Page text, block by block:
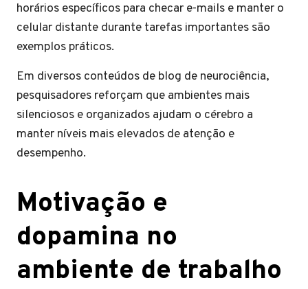
horários específicos para checar e-mails e manter o
celular distante durante tarefas importantes são
exemplos práticos.
Em diversos conteúdos de blog de neurociência,
pesquisadores reforçam que ambientes mais
silenciosos e organizados ajudam o cérebro a
manter níveis mais elevados de atenção e
desempenho.
Motivação e
dopamina no
ambiente de trabalho